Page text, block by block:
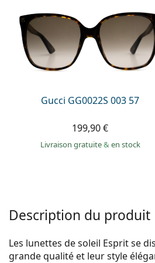
Prada
Toutes les marques
Gucci GG0022S 003 57
199,90 €
Livraison gratuite& en stock
Description du produit
Les lunettes de soleil Esprit se
grande qualité et leur style